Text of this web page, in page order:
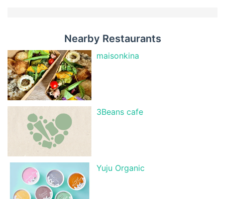
Nearby Restaurants
maisonkina
3Beans cafe
Yuju Organic